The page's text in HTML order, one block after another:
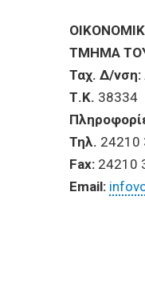
ΕΠΙΣΚΕΠΤΕΣΤΜΗΜΑ
Ταχ. Δ/νση:
Τ.Κ. 38334
Τηλ. 24210
Fax: 24210
Email: